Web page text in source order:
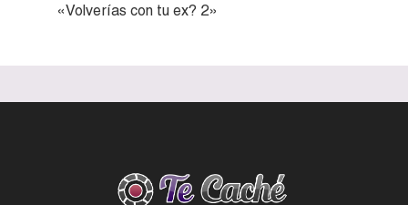
«Volverías con tu ex? 2»